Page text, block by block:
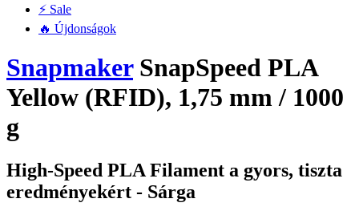
⚡ Sale
🔥 Újdonságok
SnapmakerSnapSpeed PLA
Yellow (RFID), 1,75 mm / 1000
g
High-Speed PLA Filament a gyors, tiszta
eredményekért - Sárga